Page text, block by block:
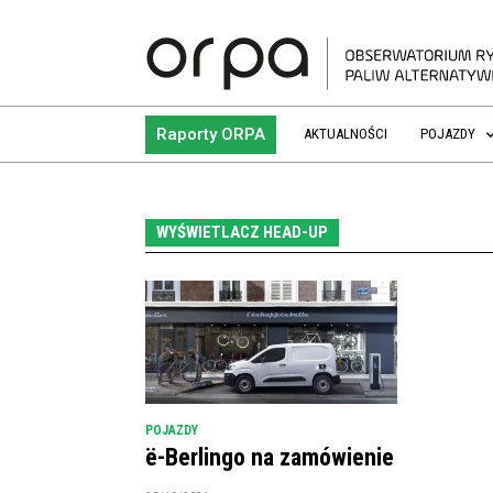
Raporty ORPA AKTUALNOŚCI POJAZDY
WYŚWIETLACZ HEAD-UP
POJAZDY
ë-Berlingo na zamówienie